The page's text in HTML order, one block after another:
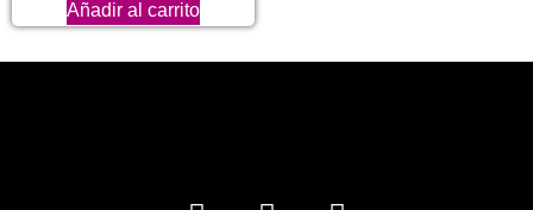
Añadir al carrito